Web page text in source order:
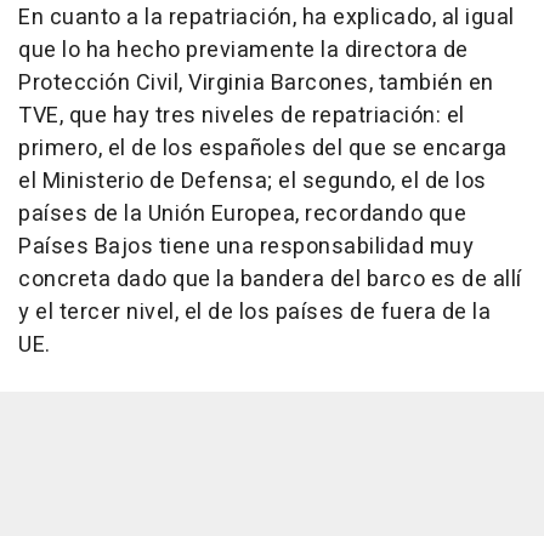
En cuanto a la repatriación, ha explicado, al igual
que lo ha hecho previamente la directora de
Protección Civil, Virginia Barcones, también en
TVE, que hay tres niveles de repatriación: el
primero, el de los españoles del que se encarga
el Ministerio de Defensa; el segundo, el de los
países de la Unión Europea, recordando que
Países Bajos tiene una responsabilidad muy
concreta dado que la bandera del barco es de allí
y el tercer nivel, el de los países de fuera de la
UE.